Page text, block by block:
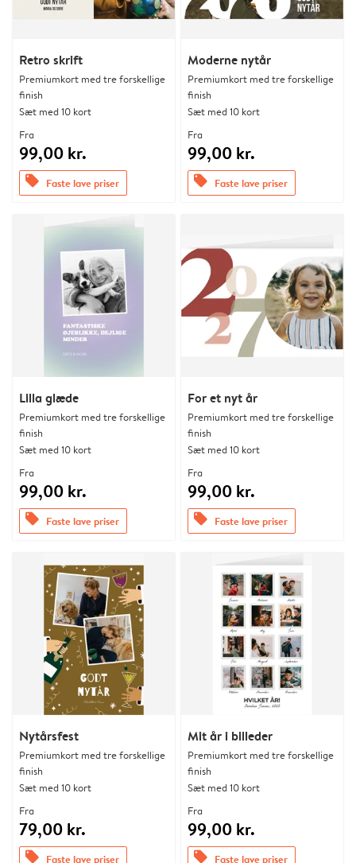
Retro skrift
Premiumkort med tre forskellige
finish
Sæt med 10 kort
Fra
99,00 kr.
offers Faste lave priser
Moderne nytår
Premiumkort med tre forskellige
finish
Sæt med 10 kort
Fra
99,00 kr.
offers Faste lave priser
Lilla glæde
Premiumkort med tre forskellige
finish
Sæt med 10 kort
Fra
99,00 kr.
offers Faste lave priser
For et nyt år
Premiumkort med tre forskellige
finish
Sæt med 10 kort
Fra
99,00 kr.
offers Faste lave priser
Nytårsfest
Premiumkort med tre forskellige
finish
Sæt med 10 kort
Fra
79,00 kr.
offers Faste lave priser
Mit år i billeder
Premiumkort med tre forskellige
finish
Sæt med 10 kort
Fra
99,00 kr.
offers Faste lave priser